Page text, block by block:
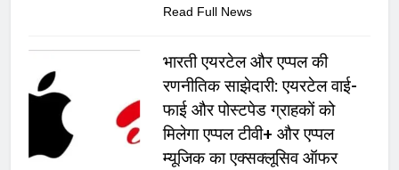
Read Full News
भारती एयरटेल और एप्पल की
रणनीतिक साझेदारी: एयरटेल वाई-
फाई और पोस्टपेड ग्राहकों को
मिलेगा एप्पल टीवी+ और एप्पल
म्यूजिक का एक्सक्लूसिव ऑफर